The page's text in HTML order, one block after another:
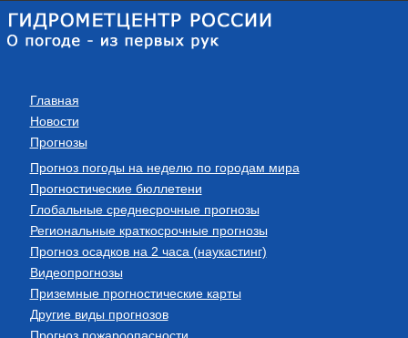
Главная
Новости
Прогнозы
Прогноз погоды на неделю по городам мира
Прогностические бюллетени
Глобальные среднесрочные прогнозы
Региональные краткосрочные прогнозы
Прогноз осадков на 2 часа (наукастинг)
Видеопрогнозы
Приземные прогностические карты
Другие виды прогнозов